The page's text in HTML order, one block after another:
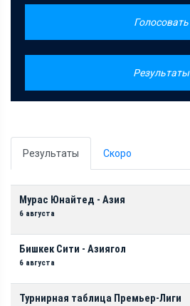
Голосовать
Результаты
Результаты Скоро
Мурас Юнайтед - Азия
6 августа
Бишкек Сити - Азиягол
6 августа
Турнирная таблица Премьер-Лиги